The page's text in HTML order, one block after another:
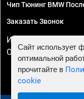
Чип Тюнинг BMW
Заказать Звонок
ИП Смирнов
ОГРНИП
Сайт использует
оптимальной
прочитайте в
cookie